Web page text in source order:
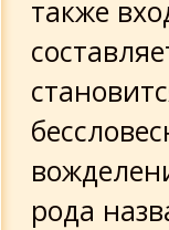
также
рода